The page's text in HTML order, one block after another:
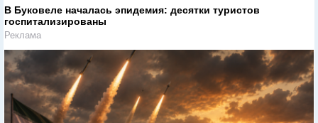
В Буковеле началась эпидемия: десятки туристов
госпитализированы
Реклама